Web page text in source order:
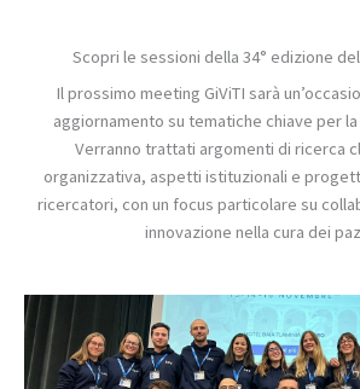
Scopri le sessioni della 34° edizione
Il prossimo meeting GiViTI sarà
aggiornamento su tematiche chiave per
Verranno trattati argomenti di ricerca
organizzativa, aspetti istituzionali e
ricercatori, con un focus particolare su
innovazione nella cura dei